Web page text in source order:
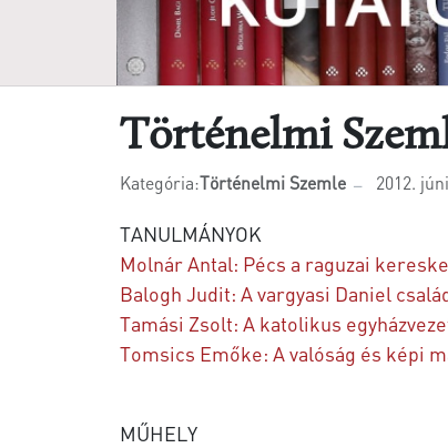
Történelmi
Kategória:Történelmi Szemle 2012.
TANULMÁNYOK
Molnár Antal: Pécs a raguzai
Balogh Judit: A vargyasi Daniel
Tamási Zsolt: A katolikus
Tomsics Emőke: A valóság és képi
MŰHELY